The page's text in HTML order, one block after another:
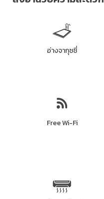
อ่างจากุซซี่
Free Wi-Fi